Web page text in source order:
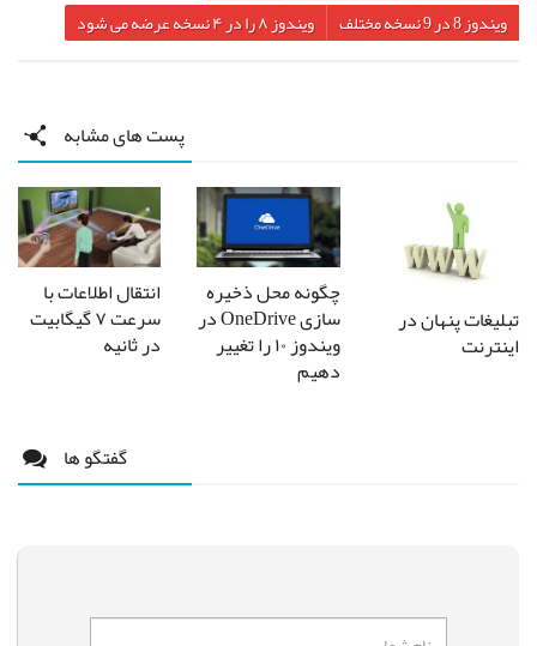
ویندوز 8 در 9 نسخه مختلف
ويندوز ۸ را در ۴ نسخه عرضه می شود
پست های مشابه
تبلیغات پنهان در
اینترنت
چگونه محل ذخیره‌
سازی OneDrive در
ویندوز ۱۰ را تغییر
دهیم
انتقال اطلاعات با
سرعت ۷ گیگابیت
در ثانیه
گفتگو ها